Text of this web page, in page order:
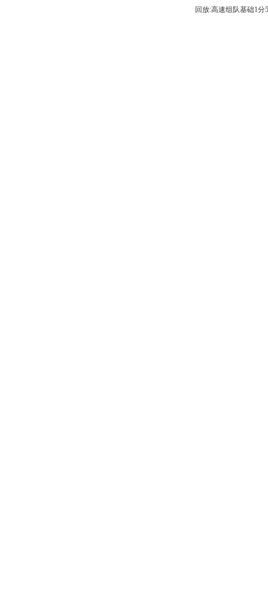
回放:高速组队基础1分